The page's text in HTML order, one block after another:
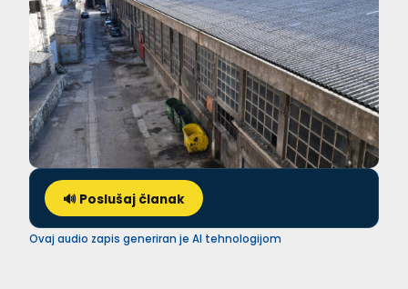
🔊 Poslušaj članak
Ovaj audio zapis generiran je AI tehnologijom